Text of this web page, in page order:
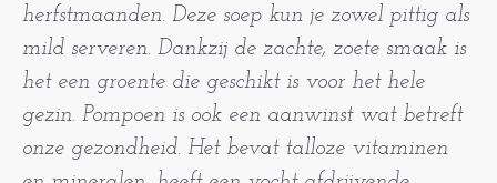
herfstmaanden. Deze soep kun je zowel pittig als
mild serveren. Dankzij de zachte, zoete smaak is
het een groente die geschikt is voor het hele
gezin. Pompoen is ook een aanwinst wat betreft
onze gezondheid. Het bevat talloze vitaminen